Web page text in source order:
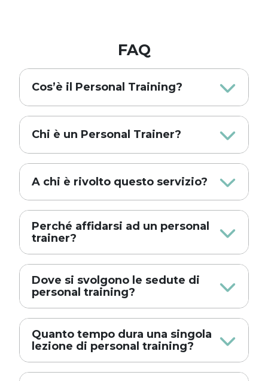
FAQ
Cos’è il Personal Training?
Chi è un Personal Trainer?
A chi è rivolto questo servizio?
Perché affidarsi ad un personal
trainer?
Dove si svolgono le sedute di
personal training?
Quanto tempo dura una singola
lezione di personal training?